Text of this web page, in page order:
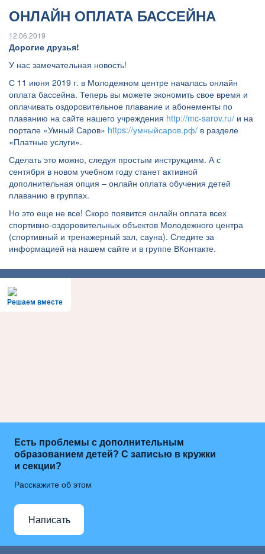
ОНЛАЙН ОПЛАТА БАССЕЙНА
12.06.2019
Дорогие друзья!
У нас замечательная новость!
С 11 июня 2019 г. в Молодежном центре началась онлайн
оплата бассейна. Теперь вы можете экономить свое время и
оплачивать оздоровительное плавание и абонементы по
плаванию на сайте нашего учреждения http://mc-sarov.ru/ и на
портале «Умный Саров» https://умныйсаров.рф/ в разделе
«Платные услуги».
Сделать это можно, следуя простым инструкциям. А с
сентября в новом учебном году станет активной
дополнительная опция – онлайн оплата обучения детей
плаванию в группах.
Но это еще не все! Скоро появится онлайн оплата всех
спортивно-оздоровительных объектов Молодежного центра
(спортивный и тренажерный зал, сауна). Следите за
информацией на нашем сайте и в группе ВКонтакте.
Решаем вместе
Есть проблемы с дополнительным
образованием детей? С записью в кружки
и секции?
Расскажите об этом
Написать